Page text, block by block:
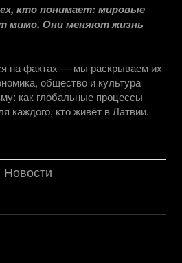
кто понимает: мировые
мимо. Они меняют жизнь
на фактах — мы раскрываем их
общество и культура
как глобальные процессы
каждого, кто живёт в Латвии.
Новости